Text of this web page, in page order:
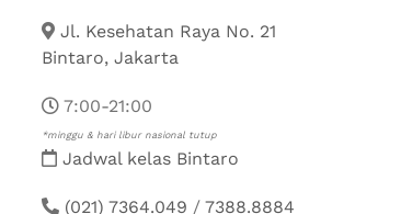
Jl. Kesehatan Raya No. 21
Bintaro, Jakarta
7:00-21:00
*minggu & hari libur nasional tutup
Jadwal kelas Bintaro
(021) 7364.049 / 7388.8884